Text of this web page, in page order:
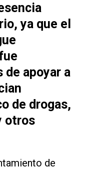
ya que el
de apoyar a
de drogas,
otros
de